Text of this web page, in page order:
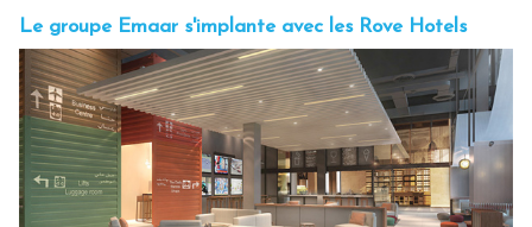
Le groupe Emaar s'implante avec les Rove Hotels